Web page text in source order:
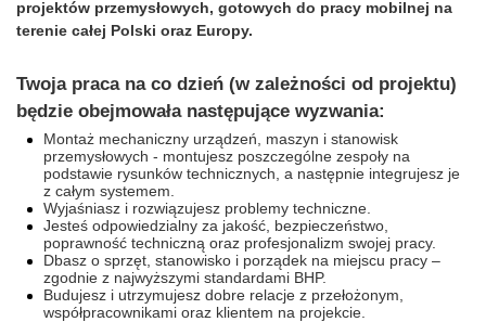
projektów przemysłowych, gotowych do pracy mobilnej na
terenie całej Polski oraz Europy.
Twoja praca na co dzień (w zależności od projektu)
będzie obejmowała następujące wyzwania:
Montaż mechaniczny urządzeń, maszyn i stanowisk
przemysłowych - montujesz poszczególne zespoły na
podstawie rysunków technicznych, a następnie integrujesz je
z całym systemem.
Wyjaśniasz i rozwiązujesz problemy techniczne.
Jesteś odpowiedzialny za jakość, bezpieczeństwo,
poprawność techniczną oraz profesjonalizm swojej pracy.
Dbasz o sprzęt, stanowisko i porządek na miejscu pracy –
zgodnie z najwyższymi standardami BHP.
Budujesz i utrzymujesz dobre relacje z przełożonym,
współpracownikami oraz klientem na projekcie.